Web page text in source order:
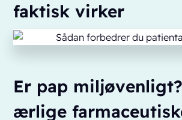
faktisk virker
Er pap
ærlige